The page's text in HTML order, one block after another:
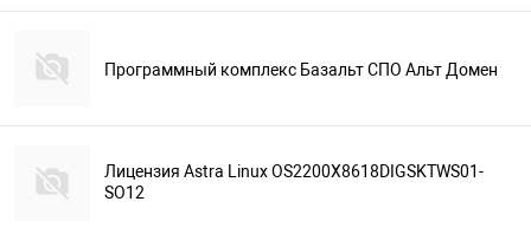
Программный комплекс Базальт СПО Альт Домен
Лицензия Astra Linux OS2200X8618DIGSKTWS01-
SO12